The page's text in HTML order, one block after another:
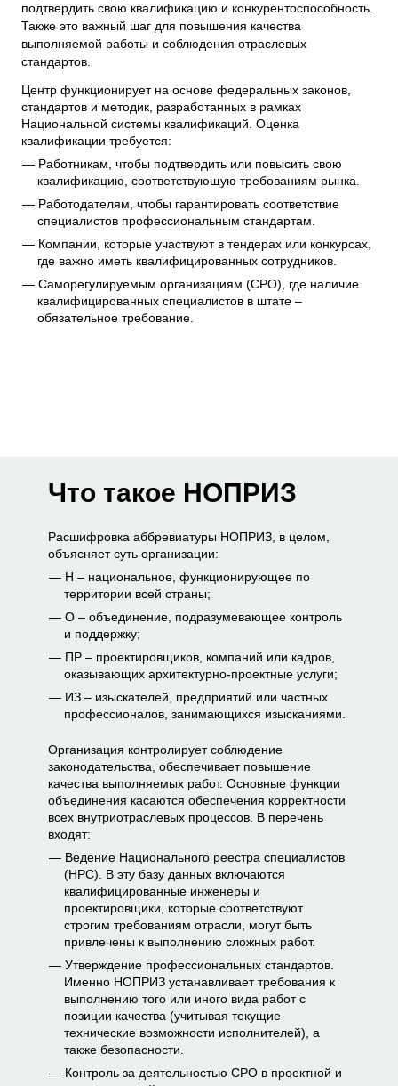
подтвердить свою квалификацию и конкурентоспособность.
Также это важный шаг для повышения качества
выполняемой работы и соблюдения отраслевых
стандартов.
Центр функционирует на основе федеральных законов,
стандартов и методик, разработанных в рамках
Национальной системы квалификаций. Оценка
квалификации требуется:
Работникам, чтобы подтвердить или повысить свою
квалификацию, соответствующую требованиям рынка.
Работодателям, чтобы гарантировать соответствие
специалистов профессиональным стандартам.
Компании, которые участвуют в тендерах или конкурсах,
где важно иметь квалифицированных сотрудников.
Саморегулируемым организациям (СРО), где наличие
квалифицированных специалистов в штате –
обязательное требование.
Что такое НОПРИЗ
Расшифровка аббревиатуры НОПРИЗ, в целом,
объясняет суть организации:
Н – национальное, функционирующее по
территории всей страны;
О – объединение, подразумевающее контроль
и поддержку;
ПР – проектировщиков, компаний или кадров,
оказывающих архитектурно-проектные услуги;
ИЗ – изыскателей, предприятий или частных
профессионалов, занимающихся изысканиями.
Организация контролирует соблюдение
законодательства, обеспечивает повышение
качества выполняемых работ. Основные функции
объединения касаются обеспечения корректности
всех внутриотраслевых процессов. В перечень
входят:
Ведение Национального реестра специалистов
(НРС). В эту базу данных включаются
квалифицированные инженеры и
проектировщики, которые соответствуют
строгим требованиям отрасли, могут быть
привлечены к выполнению сложных работ.
Утверждение профессиональных стандартов.
Именно НОПРИЗ устанавливает требования к
выполнению того или иного вида работ с
позиции качества (учитывая текущие
технические возможности исполнителей), а
также безопасности.
Контроль за деятельностью СРО в проектной и